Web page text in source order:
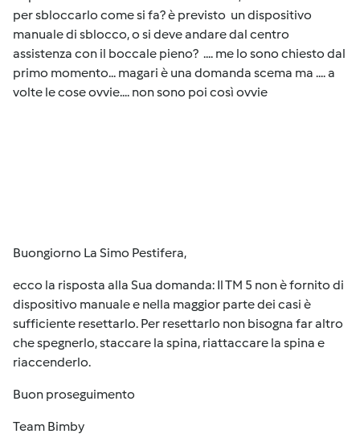
per sbloccarlo come si fa? è previsto un dispositivo
manuale di sblocco, o si deve andare dal centro
assistenza con il boccale pieno? .... me lo sono chiesto dal
primo momento... magari è una domanda scema ma .... a
volte le cose ovvie.... non sono poi così ovvie
Buongiorno La Simo Pestifera,
ecco la risposta alla Sua domanda: Il TM 5 non è fornito di
dispositivo manuale e nella maggior parte dei casi è
sufficiente resettarlo. Per resettarlo non bisogna far altro
che spegnerlo, staccare la spina, riattaccare la spina e
riaccenderlo.
Buon proseguimento
Team Bimby